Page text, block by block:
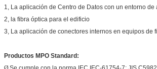
1, La aplicación de Centro de Datos con un entorno
2, la fibra óptica para el edificio
3, La aplicación de conectores internos en equipos de
Productos MPO Standard: